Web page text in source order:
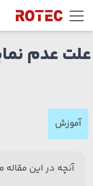
Skip to content
علت عدم
آموزش
آنچه در این مقاله